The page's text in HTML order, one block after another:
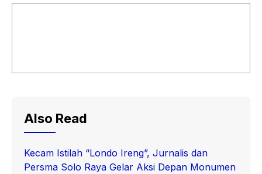
Also Read
Kecam Istilah “Londo Ireng”, Jurnalis dan
Persma Solo Raya Gelar Aksi Depan Monumen